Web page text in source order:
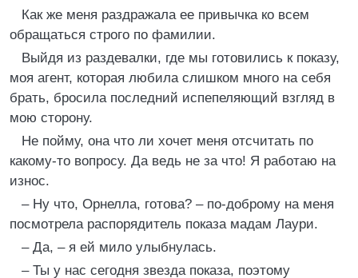
Как же меня раздражала ее привычка ко всем
обращаться строго по фамилии.
Выйдя из раздевалки, где мы готовились к показу,
моя агент, которая любила слишком много на себя
брать, бросила последний испепеляющий взгляд в
мою сторону.
Не пойму, она что ли хочет меня отсчитать по
какому-то вопросу. Да ведь не за что! Я работаю на
износ.
– Ну что, Орнелла, готова? – по-доброму на меня
посмотрела распорядитель показа мадам Лаури.
– Да, – я ей мило улыбнулась.
– Ты у нас сегодня звезда показа, поэтому